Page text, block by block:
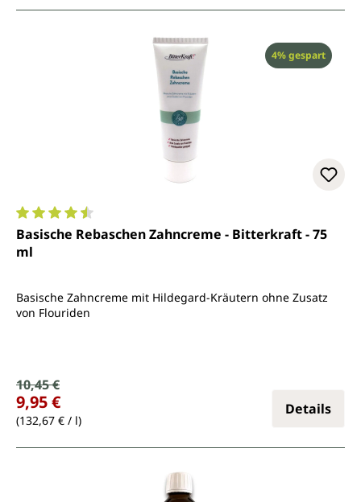
Rabatt
4% gespart
Durchschnittliche Bewertung von 4.4 von 5 Sternen
Basische Rebaschen Zahncreme - Bitterkraft - 75
ml
Basische Zahncreme mit Hildegard-Kräutern ohne Zusatz
von Flouriden
Verkaufspreis:
Regulärer Preis:
10,45 €
9,95 €
(132,67 € / l)
Details